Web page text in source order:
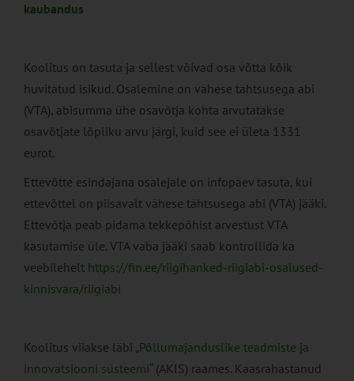
kaubandus
Koolitus on tasuta ja sellest võivad osa võtta kõik
huvitatud isikud. Osalemine on vähese tähtsusega abi
(VTA), abisumma ühe osavõtja kohta arvutatakse
osavõtjate lõpliku arvu järgi, kuid see ei ületa 1331
eurot.
Ettevõtte esindajana osalejale on infopäev tasuta, kui
ettevõttel on piisavalt vähese tähtsusega abi (VTA) jääki.
Ettevõtja peab pidama tekkepõhist arvestust VTA
kasutamise üle. VTA vaba jääki saab kontrollida ka
veebilehelt https://fin.ee/riigihanked-riigiabi-osalused-
kinnisvara/riigiabi
Koolitus viiakse läbi „Põllumajanduslike teadmiste ja
innovatsiooni süsteemi“(AKIS) raames. Kaasrahastanud